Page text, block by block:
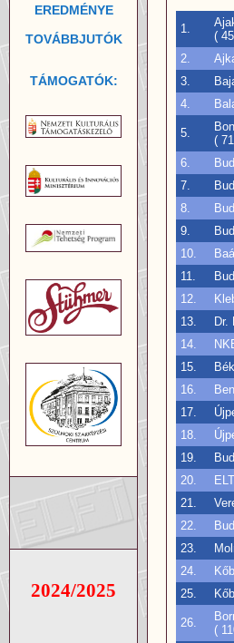
EREDMÉNYE
TOVÁBBJUTÓK
TÁMOGATÓK:
2024/2025
1.
(
2.
3.
4.
5.
(
6.
7.
8.
9.
10.
11.
12.
13.
Dr.
14.
15.
16.
17.
18.
19.
20.
21.
22.
23.
24.
25.
26.
(